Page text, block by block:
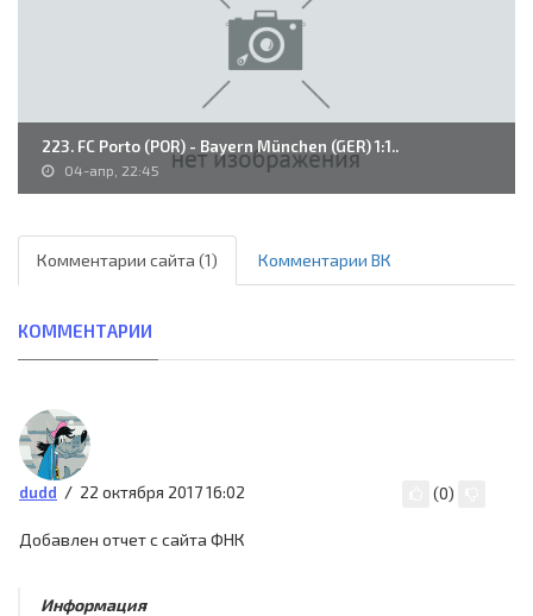
223. FC Porto (POR) - Bayern München (GER) 1:1..
04-апр, 22:45
Комментарии сайта (1) Комментарии ВК
КОММЕНТАРИИ
dudd 22 октября 2017 16:02 (0)
Добавлен отчет с сайта ФНК
Информация